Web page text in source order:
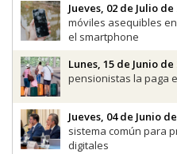
Jueves, 02 de Julio de
móviles asequibles
el smartphone
Lunes, 15 de Junio de
pensionistas la paga
Jueves, 04 de Junio
sistema común para
digitales